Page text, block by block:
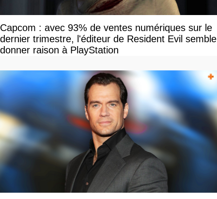
Capcom : avec 93% de ventes numériques sur le
dernier trimestre, l'éditeur de Resident Evil semble
donner raison à PlayStation